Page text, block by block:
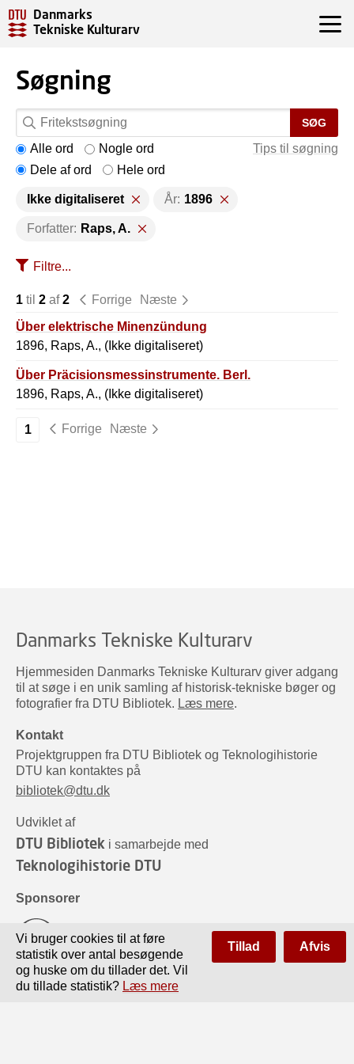
Danmarks
Tekniske Kulturarv
Søgning
SØG
Tips til søgning
Alle ord
Nogle ord
Dele af ord
Hele ord
Ikke digitaliseret År: 1896
Forfatter: Raps, A.
Filtre...
1 til 2 af2 Forrige
Næste
Über elektrische Minenzündung
1896, Raps, A., (Ikke digitaliseret)
Über Präcisionsmessinstrumente. Berl.
1896, Raps, A., (Ikke digitaliseret)
1 Forrige Næste
Danmarks Tekniske Kulturarv
Hjemmesiden Danmarks Tekniske Kulturarv giver adgang
til at søge i en unik samling af historisk-tekniske bøger og
fotografier fra DTU Bibliotek. Læs mere.
Kontakt
Projektgruppen fra DTU Bibliotek og Teknologihistorie
DTU kan kontaktes på
bibliotek@dtu.dk
Udviklet af
DTU Bibliotek i samarbejde med
Teknologihistorie DTU
Sponsorer
Vi bruger cookies til at føre
statistik over antal besøgende
og huske om du tillader det. Vil
du tillade statistik? Læs mere
Tillad Afvis